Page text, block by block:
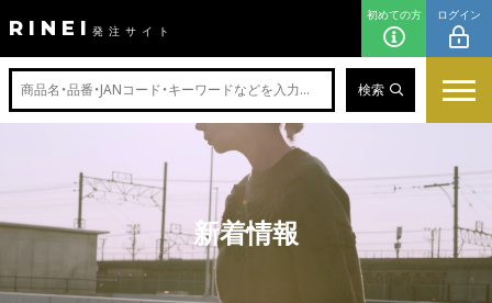
RINEI 発注サイト
初めての方 ログイン
検索
新着情報